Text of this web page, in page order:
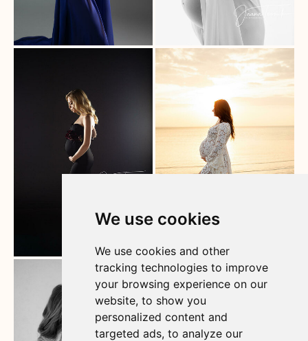
We use cookies
We use cookies and other
tracking technologies to improve
your browsing experience on our
website, to show you
personalized content and
targeted ads, to analyze our
We use cookies
We use cookies and other
tracking technologies to improve
your browsing experience on our
website, to show you
personalized content and
targeted ads, to analyze our